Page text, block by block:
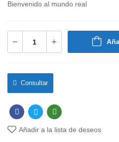
Bienvenido al mundo real
Consultar
Añadir a la lista de deseos